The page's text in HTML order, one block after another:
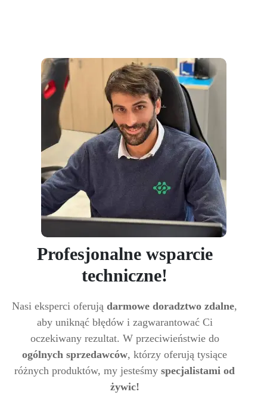
Profesjonalne wsparcie
techniczne!
Nasi eksperci oferują darmowe doradztwo zdalne,
aby uniknąć błędów i zagwarantować Ci
oczekiwany rezultat. W przeciwieństwie do
ogólnych sprzedawców, którzy oferują tysiące
różnych produktów, my jesteśmy specjalistami od
żywic!